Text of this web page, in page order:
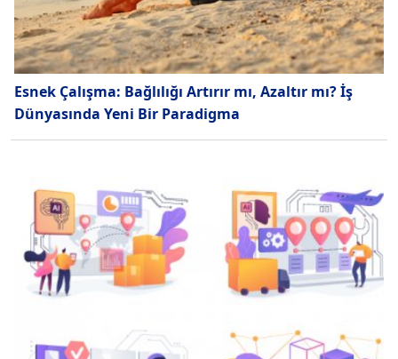
Esnek Çalışma: Bağlılığı Artırır mı, Azaltır mı? İş
Dünyasında Yeni Bir Paradigma